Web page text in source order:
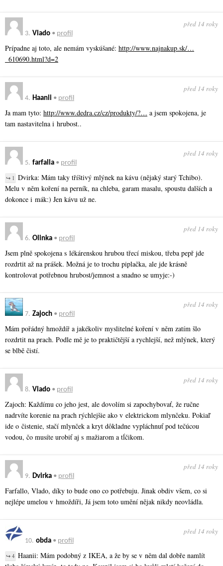
3. Vlado • profil
před 14 roky
Prípadne aj toto, ale nemám vyskúšané: http://www.najnakup.sk/…
_610690.html?d=2
4. Haanii • profil
před 14 roky
Ja mam tyto: http://www.dedra.cz/cz/produkty/?… a jsem spokojena, je
tam nastavitelna i hrubost..
5. farfalla • profil
před 14 roky
↪ 1 Dvirka: Mám taky tříštivý mlýnek na kávu (nějaký starý Tchibo).
Melu v něm koření na perník, na chleba, garam masalu, spoustu dalších a
dokonce i mák:) Jen kávu už ne.
6. Olinka • profil
před 14 roky
Jsem plně spokojena s lékárenskou hrubou třecí miskou, třeba pepř jde
rozdrtit až na prášek. Možná je to trochu piplačka, ale jde krásně
kontrolovat potřebnou hrubost/jemnost a snadno se umyje:-)
7. Zajoch • profil
před 14 roky
Mám pořádný hmoždíř a jakékoliv myslitelné koření v něm zatím šlo
rozdrtit na prach. Podle mě je to praktičtější a rychlejší, než mlýnek, který
se blbě čistí.
8. Vlado • profil
před 14 roky
Zajoch: Každímu co jeho jest, ale dovolím si zapochybovať, že ručne
nadrvíte korenie na prach rýchlejšie ako v elektrickom mlynčeku. Pokiaľ
ide o čistenie, stačí mlynček a kryt dôkladne vypláchnuť pod tečúcou
vodou, čo musíte urobiť aj s mažiarom a tĺčikom.
9. Dvirka • profil
před 14 roky
Farfallo, Vlado, díky to bude ono co potřebuju. Jinak obdiv všem, co si
nejlépe umelou v hmoždíři, Já jsem toto umění nějak nikdy neovládla.
10. obda • profil
před 14 roky
↪ 4 Haanii: Mám podobný z IKEA, a že by se v něm dal dobře namlít